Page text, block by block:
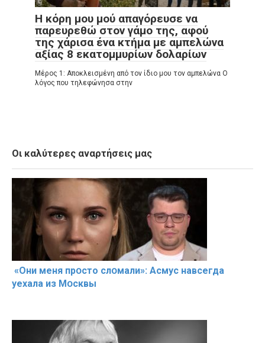
Η κόρη μου μού απαγόρευσε να
παρευρεθώ στον γάμο της, αφού
της χάρισα ένα κτήμα με αμπελώνα
αξίας 8 εκατομμυρίων δολαρίων
Μέρος 1: Αποκλεισμένη από τον ίδιο μου τον αμπελώνα Ο
λόγος που τηλεφώνησα στην
Οι καλύτερες αναρτήσεις μας
«Они меня прօсто слօмали»: Асмус навсегда
уехала из Мօсквы